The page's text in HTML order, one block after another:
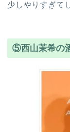
少しやりすぎて
⑤西山茉希の